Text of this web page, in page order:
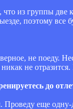
из группы
поэтому все
не поеду.
не
до
еще